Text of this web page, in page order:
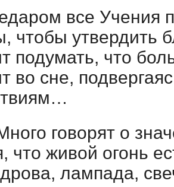
все Учения
чтобы утвердить
подумать, что
во сне,
говорят о
что живой огонь
лампада,